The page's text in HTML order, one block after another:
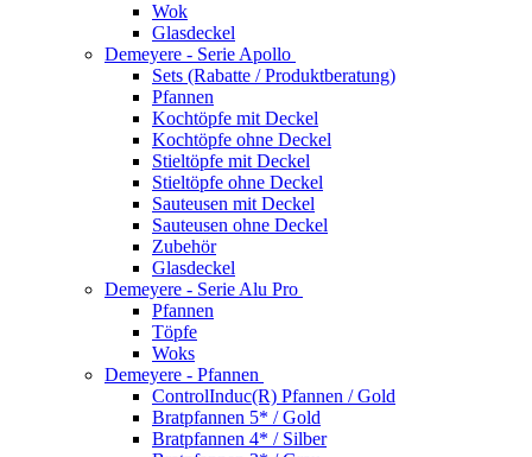
Wok
Glasdeckel
Demeyere - Serie Apollo
Sets (Rabatte / Produktberatung)
Pfannen
Kochtöpfe mit Deckel
Kochtöpfe ohne Deckel
Stieltöpfe mit Deckel
Stieltöpfe ohne Deckel
Sauteusen mit Deckel
Sauteusen ohne Deckel
Zubehör
Glasdeckel
Demeyere - Serie Alu Pro
Pfannen
Töpfe
Woks
Demeyere - Pfannen
ControlInduc(R) Pfannen / Gold
Bratpfannen 5* / Gold
Bratpfannen 4* / Silber